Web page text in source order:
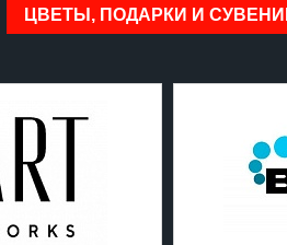
ЦВЕТЫ, ПОДАРКИ И